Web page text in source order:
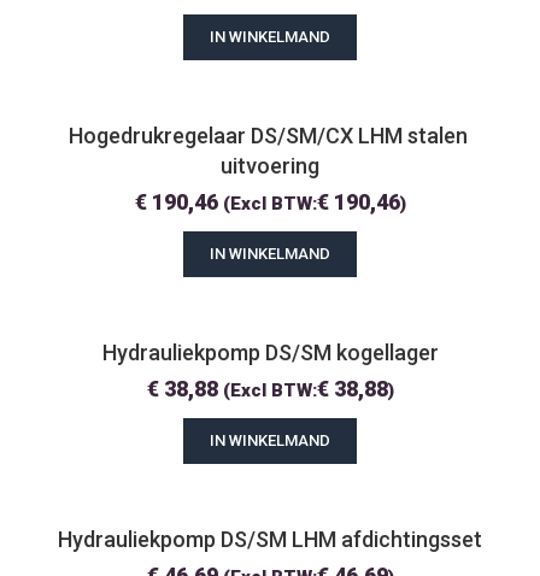
IN WINKELMAND
Hogedrukregelaar DS/SM/CX LHM stalen
uitvoering
€190,46 (Excl BTW:€190,46)
IN WINKELMAND
Hydrauliekpomp DS/SM kogellager
€38,88 (Excl BTW:€38,88)
IN WINKELMAND
Hydrauliekpomp DS/SM LHM afdichtingsset